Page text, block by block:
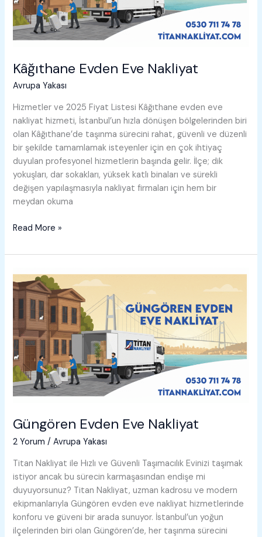
Kâğıthane Evden Eve Nakliyat
Avrupa Yakası
Hizmetler ve 2025 Fiyat Listesi Kâğıthane evden eve
nakliyat hizmeti, İstanbul’un hızla dönüşen bölgelerinden biri
olan Kâğıthane’de taşınma sürecini rahat, güvenli ve düzenli
bir şekilde tamamlamak isteyenler için en çok ihtiyaç
duyulan profesyonel hizmetlerin başında gelir. İlçe; dik
yokuşları, dar sokakları, yüksek katlı binaları ve sürekli
değişen yapılaşmasıyla nakliyat firmaları için hem bir
meydan okuma
Kâğıthane
Eve
Read More »
Güngören Evden Eve Nakliyat
2 Yorum /Avrupa Yakası
Titan Nakliyat ile Hızlı ve Güvenli Taşımacılık Evinizi taşımak
istiyor ancak bu sürecin karmaşasından endişe mi
duyuyorsunuz? Titan Nakliyat, uzman kadrosu ve modern
ekipmanlarıyla Güngören evden eve nakliyat hizmetlerinde
konforu ve güveni bir arada sunuyor. İstanbul’un yoğun
ilçelerinden biri olan Güngören’de, her taşınma sürecini